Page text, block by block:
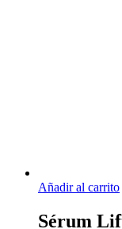
Añadir al carrito
Sérum